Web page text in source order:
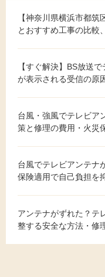
【神奈川県横浜市都
とおすすめ工事の比較
【すぐ解決】BS放送
が表示される受信の原
台風・強風でテレビア
策と修理の費用・火災
台風でテレビアンテナ
保険適用で自己負担を
アンテナがずれた？テ
整する安全な方法・修